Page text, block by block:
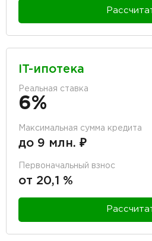
IT-ипотека
Реальная ставка
6%
Максимальная сумма кредита
до 9 млн. ₽
Первоначальный взнос
от 20,1 %